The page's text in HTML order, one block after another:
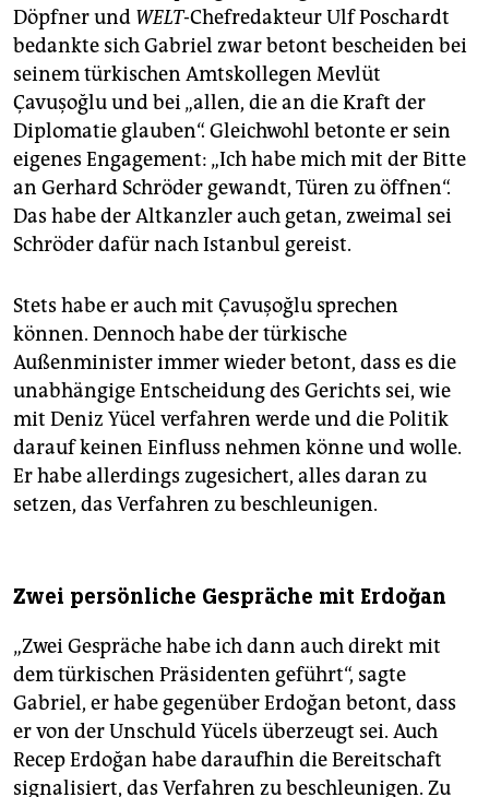
Döpfner und WELT-Chefredakteur Ulf Poschardt
bedankte sich Gabriel zwar betont bescheiden bei
seinem türkischen Amtskollegen Mevlüt
Çavuşoğlu und bei „allen, die an die Kraft der
Diplomatie glauben“. Gleichwohl betonte er sein
eigenes Engagement: „Ich habe mich mit der Bitte
an Gerhard Schröder gewandt, Türen zu öffnen“.
Das habe der Altkanzler auch getan, zweimal sei
Schröder dafür nach Istanbul gereist.
Stets habe er auch mit Çavuşoğlu sprechen
können. Dennoch habe der türkische
Außenminister immer wieder betont, dass es die
unabhängige Entscheidung des Gerichts sei, wie
mit Deniz Yücel verfahren werde und die Politik
darauf keinen Einfluss nehmen könne und wolle.
Er habe allerdings zugesichert, alles daran zu
setzen, das Verfahren zu beschleunigen.
Zwei persönliche Gespräche mit Erdoğan
„Zwei Gespräche habe ich dann auch direkt mit
dem türkischen Präsidenten geführt“, sagte
Gabriel, er habe gegenüber Erdoğan betont, dass
er von der Unschuld Yücels überzeugt sei. Auch
Recep Erdoğan habe daraufhin die Bereitschaft
signalisiert, das Verfahren zu beschleunigen. Zu